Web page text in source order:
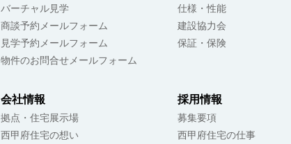
バーチャル見学
商談予約メールフォーム
見学予約メールフォーム
物件のお問合せメールフォーム
仕様・性能
建設協力会
保証・保険
会社情報
拠点・住宅展示場
西甲府住宅の想い
採用情報
募集要項
西甲府住宅の仕事